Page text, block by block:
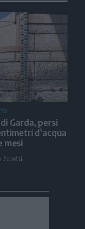
Garda, persi
d’acqua
mesi
Peretti